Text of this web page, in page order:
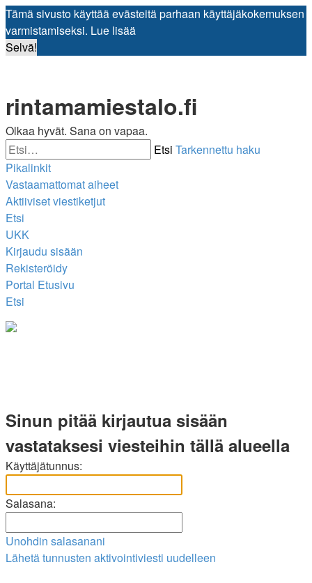
Tämä sivusto käyttää evästeitä parhaan käyttäjäkokemuksen
varmistamiseksi. Lue lisää
Selvä!
rintamamiestalo.fi
Olkaa hyvät. Sana on vapaa.
Etsi Tarkennettu haku
Pikalinkit
Vastaamattomat aiheet
Aktiiviset viestiketjut
Etsi
UKK
Kirjaudu sisään
Rekisteröidy
Portal Etusivu
Etsi
Sinun pitää kirjautua sisään
vastataksesi viesteihin tällä alueella
Käyttäjätunnus:
Salasana:
Unohdin salasanani
Lähetä tunnusten aktivointiviesti uudelleen